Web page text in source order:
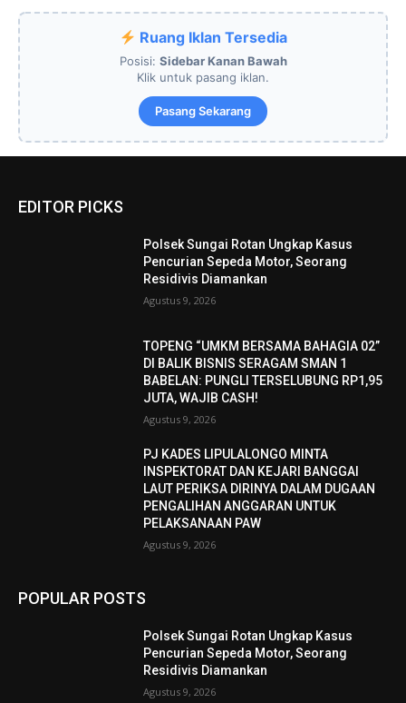
Ruang Iklan Tersedia
Posisi: Sidebar Kanan Bawah
Klik untuk pasang iklan.
Pasang Sekarang
EDITOR PICKS
Polsek Sungai Rotan Ungkap Kasus
Pencurian Sepeda Motor, Seorang
Residivis Diamankan
Agustus 9, 2026
TOPENG “UMKM BERSAMA BAHAGIA 02”
DI BALIK BISNIS SERAGAM SMAN 1
BABELAN: PUNGLI TERSELUBUNG RP1,95
JUTA, WAJIB CASH!
Agustus 9, 2026
PJ KADES LIPULALONGO MINTA
INSPEKTORAT DAN KEJARI BANGGAI
LAUT PERIKSA DIRINYA DALAM DUGAAN
PENGALIHAN ANGGARAN UNTUK
PELAKSANAAN PAW
Agustus 9, 2026
POPULAR POSTS
Polsek Sungai Rotan Ungkap Kasus
Pencurian Sepeda Motor, Seorang
Residivis Diamankan
Agustus 9, 2026